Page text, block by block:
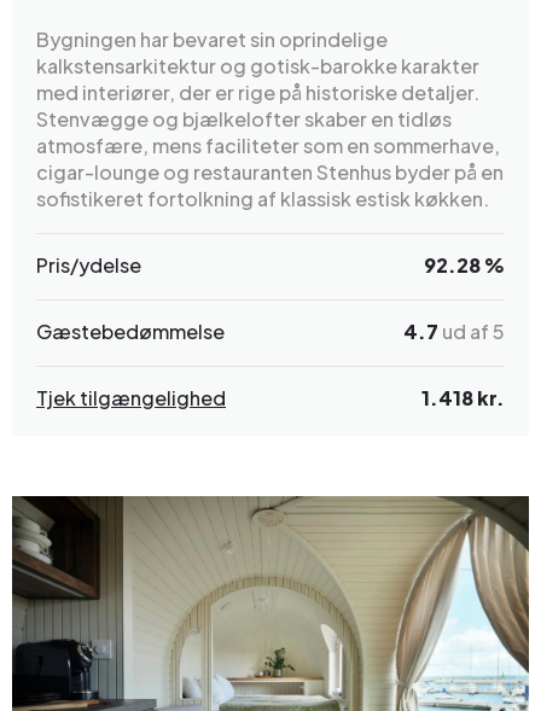
Bygningen har bevaret sin oprindelige
kalkstensarkitektur og gotisk-barokke karakter
med interiører, der er rige på historiske detaljer.
Stenvægge og bjælkelofter skaber en tidløs
atmosfære, mens faciliteter som en sommerhave,
cigar-lounge og restauranten Stenhus byder på en
sofistikeret fortolkning af klassisk estisk køkken.
Pris/ydelse 92.28 %
Gæstebedømmelse 4.7 ud af 5
Tjek tilgængelighed 1.418 kr.